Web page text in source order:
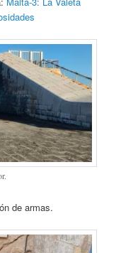
de armas.